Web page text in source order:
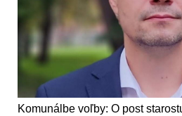
Komunálbe voľby: O post